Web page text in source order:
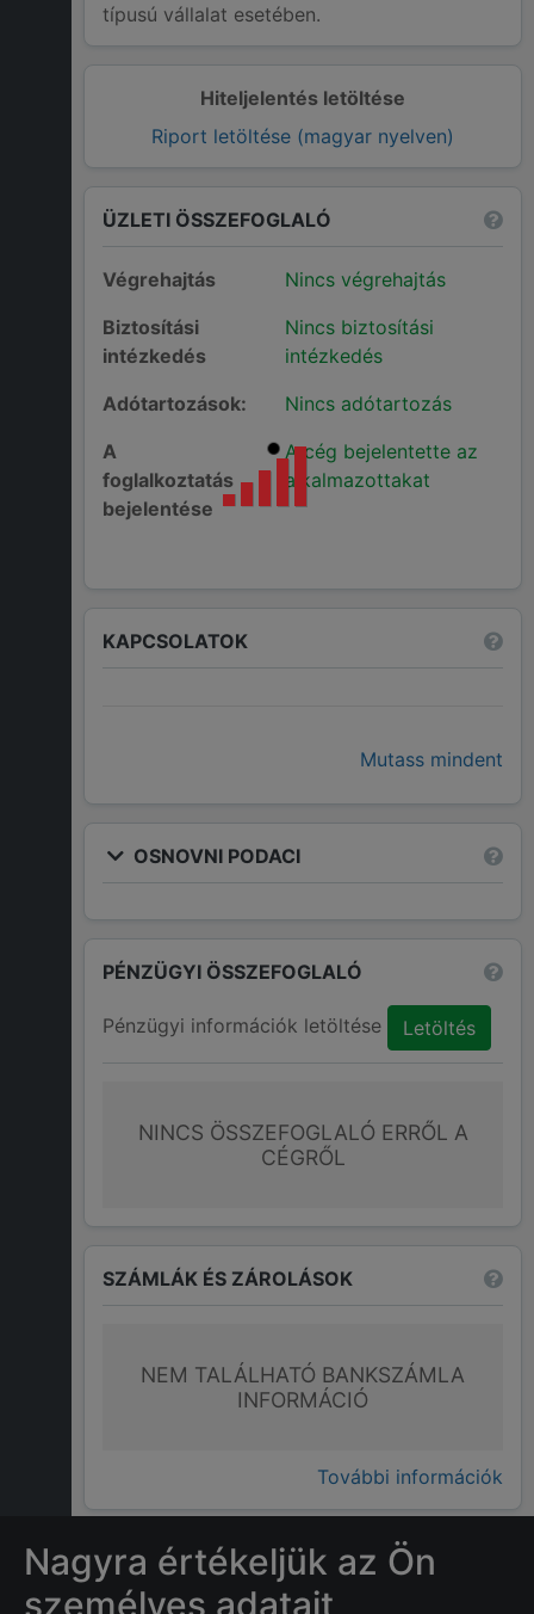
Hiteljelentés letöltése
Riport letöltése (magyar nyelven)
típusú vállalat esetében.
ÜZLETI ÖSSZEFOGLALÓ
Végrehajtás
Nincs végrehajtás
Biztosítási
intézkedés
Nincs biztosítási
intézkedés
Adótartozások:
Nincs adótartozás
A
foglalkoztatás
bejelentése
A cég bejelentette az
alkalmazottakat
KAPCSOLATOK
Mutass mindent
OSNOVNI PODACI
PÉNZÜGYI ÖSSZEFOGLALÓ
Pénzügyi információk letöltése Letöltés
NINCS ÖSSZEFOGLALÓ ERRŐL A
CÉGRŐL
SZÁMLÁK ÉS ZÁROLÁSOK
NEM TALÁLHATÓ BANKSZÁMLA
INFORMÁCIÓ
További információk
GYAKRAN ISMÉTELT KÉRDÉSEK
Nagyra értékeljük az Ön
személyes adatait